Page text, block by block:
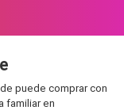
puede comprar con
familiar en